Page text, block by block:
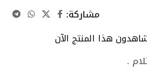
مشاركة:
هذا المنتج الآن
.